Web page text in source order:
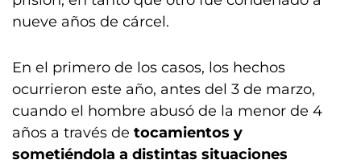
nueve años de cárcel.
En el primero de los casos, los hechos
ocurrieron este año, antes del 3 de marzo,
cuando el hombre abusó de la menor de 4
años a través de tocamientos y
sometiéndola a distintas situaciones